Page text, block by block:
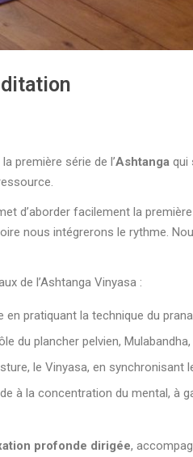
première série de l’Ashtanga qui
d’aborder facilement la
nous intégrerons le rythme.
de l’Ashtanga Vinyasa :
pratiquant la technique du
du plancher pelvien, Mulabandha,
le Vinyasa, en synchronisant
à la concentration du mental, à
profonde dirigée,